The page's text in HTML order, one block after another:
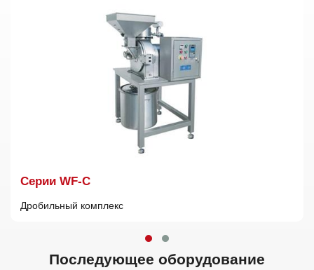
Cерии WF-C
Дробильный комплекс
Последующее оборудование